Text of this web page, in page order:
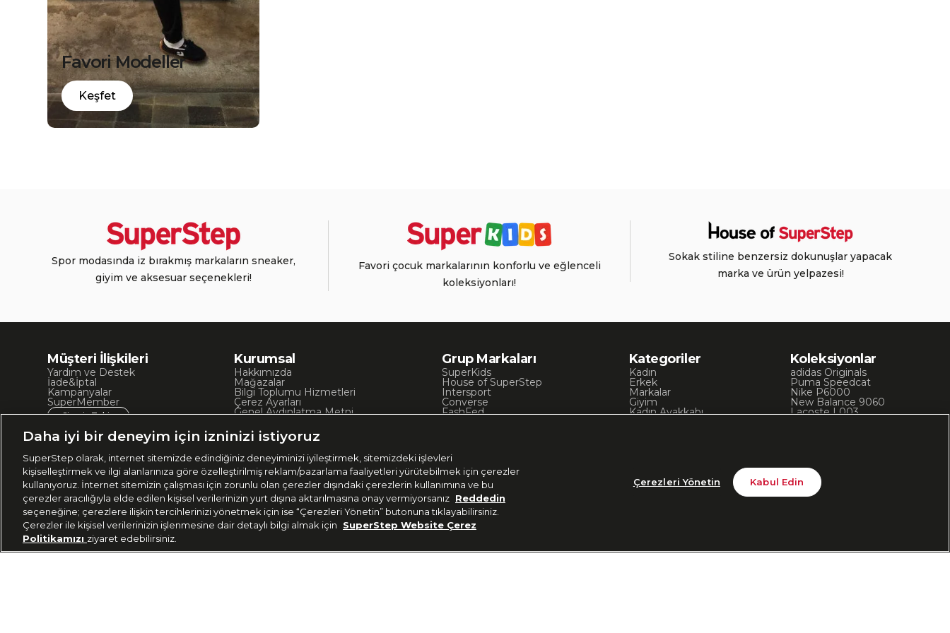
Favori Modeller
Keşfet
Spor modasında iz bırakmış markaların sneaker,
giyim ve aksesuar seçenekleri!
Favori çocuk markalarının konforlu ve eğlenceli
koleksiyonları!
Sokak stiline benzersiz dokunuşlar yapacak
marka ve ürün yelpazesi!
Müşteri İlişkileri
Yardım ve Destek
İade&İptal
Kampanyalar
SuperMember
Sipariş Takip
Kurumsal
Hakkımızda
Mağazalar
Bilgi Toplumu Hizmetleri
Çerez Ayarları
Genel Aydınlatma Metni
Site Haritası
İşlem Rehberi
Grup Markaları
SuperKids
House of SuperStep
Intersport
Converse
FashFed
Occassion
UNITED4
Kategoriler
Kadın
Erkek
Markalar
Giyim
Kadın Ayakkabı
Koleksiyonlar
adidas Originals
Puma Speedcat
Nike P6000
New Balance 9060
Lacoste L003
Daha iyi bir deneyim için izninizi istiyoruz
SuperStep olarak, internet sitemizde edindiğiniz deneyiminizi iyileştirmek, sitemizdeki işlevleri
kişiselleştirmek ve ilgi alanlarınıza göre özelleştirilmiş reklam/pazarlama faaliyetleri yürütebilmek için çerezler
kullanıyoruz. İnternet sitemizin çalışması için zorunlu olan çerezler dışındaki çerezlerin kullanımına ve bu
çerezler aracılığıyla elde edilen kişisel verilerinizin yurt dışına aktarılmasına onay vermiyorsanız Reddedin
seçeneğine; çerezlere ilişkin tercihlerinizi yönetmek için ise “Çerezleri Yönetin” butonuna tıklayabilirsiniz.
Çerezler ile kişisel verilerinizin işlenmesine dair detaylı bilgi almak için
SuperStep Website Çerez
Politikamızı ziyaret edebilirsiniz.
Çerezleri Yönetin Kabul Edin